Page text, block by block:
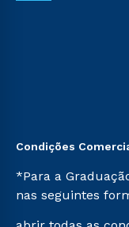
Condições
*Para a
nas seguintes